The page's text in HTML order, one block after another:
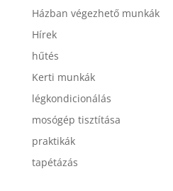
Házban végezhető munkák
Hírek
hűtés
Kerti munkák
légkondicionálás
mosógép tisztítása
praktikák
tapétázás